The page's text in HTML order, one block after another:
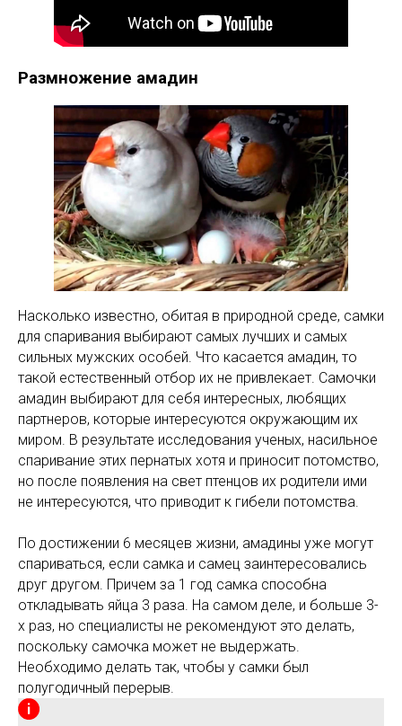
Размножение амадин
Насколько известно, обитая в природной среде, самки
для спаривания выбирают самых лучших и самых
сильных мужских особей. Что касается амадин, то
такой естественный отбор их не привлекает. Самочки
амадин выбирают для себя интересных, любящих
партнеров, которые интересуются окружающим их
миром. В результате исследования ученых, насильное
спаривание этих пернатых хотя и приносит потомство,
но после появления на свет птенцов их родители ими
не интересуются, что приводит к гибели потомства.
По достижении 6 месяцев жизни, амадины уже могут
спариваться, если самка и самец заинтересовались
друг другом. Причем за 1 год самка способна
откладывать яйца 3 раза. На самом деле, и больше 3-
х раз, но специалисты не рекомендуют это делать,
поскольку самочка может не выдержать.
Необходимо делать так, чтобы у самки был
полугодичный перерыв.